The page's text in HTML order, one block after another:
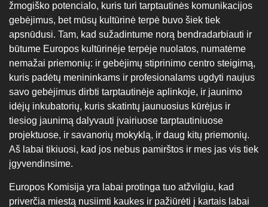
žmogiško potencialo, kuris turi tarptautinės komunikacijos
gebėjimus, bet mūsų kultūrinė terpė buvo šiek tiek
apsnūdusi. Tam, kad sužadintume norą bendradarbiauti ir
būtume Europos kultūrinėje terpėje nuolatos, numatėme
nemažai priemonių: ir gebėjimų stiprinimo centro steigimą,
kuris padėtų menininkams ir profesionalams ugdyti naujus
savo gebėjimus dirbti tarptautinėje aplinkoje, ir jaunimo
idėjų inkubatorių, kuris skatintų jaunuosius kūrėjus ir
tiesiog jaunimą dalyvauti įvairiuose tarptautiniuose
projektuose, ir savanorių mokyklą, ir daug kitų priemonių.
Aš labai tikiuosi, kad jos nebus pamirštos ir mes jas vis tiek
įgyvendinsime.
Europos Komisija yra labai protinga tuo atžvilgiu, kad
priverčia miestą nusiimti kaukes ir pažiūrėti į kartais labai